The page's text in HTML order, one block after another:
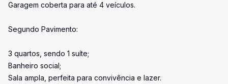
Garagem coberta para até 4 veículos.
Segundo Pavimento:
3 quartos, sendo 1 suíte;
Banheiro social;
Sala ampla, perfeita para convivência e lazer.